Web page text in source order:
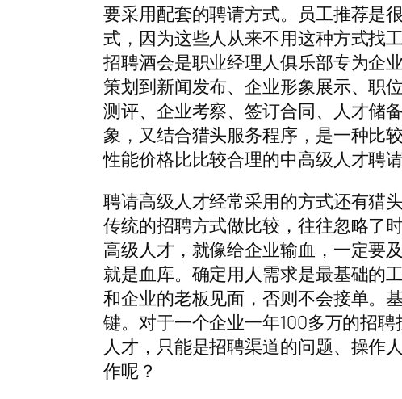
要采用配套的聘请方式。员工推荐是
式，因为这些人从来不用这种方式找
招聘酒会是职业经理人俱乐部专为企
策划到新闻发布、企业形象展示、职
测评、企业考察、签订合同、人才储
象，又结合猎头服务程序，是一种比
性能价格比比较合理的中高级人才聘请
聘请高级人才经常采用的方式还有猎
传统的招聘方式做比较，往往忽略了
高级人才，就像给企业输血，一定要
就是血库。确定用人需求是最基础的
和企业的老板见面，否则不会接单。
键。对于一个企业一年100多万的招
人才，只能是招聘渠道的问题、操作
作呢？